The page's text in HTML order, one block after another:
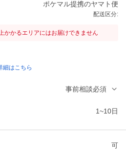
ポケマル提携のヤマト便
配送区分:
かるエリアにはお届けできません
細はこちら
事前相談必須
1~10日
可